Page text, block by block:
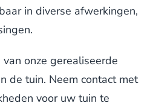
in diverse afwerkingen,
onze gerealiseerde
de tuin. Neem contact met
voor uw tuin te